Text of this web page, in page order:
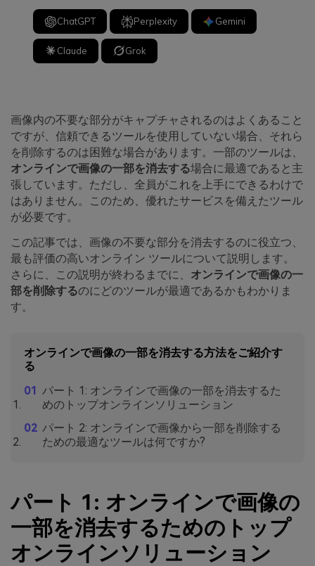
ChatGPT Perplexity Gemini
Claude Grok
画像内の不要な部分がキャプチャされるのはよくあること
ですが、信頼できるツールを使用していない場合、それら
を削除するのは困難な場合があります。一部のツールは、
オンラインで画像の一部を消去する場合に最適であると主
張しています。ただし、全員がこれを上手にできるわけで
はありません。このため、優れたサービスを備えたツール
が必要です。
この記事では、画像の不要な部分を消去するのに役立つ、
最も評価の高いオンライン ツールについて説明します。
さらに、この説明が終わるまでに、 オンラインで画像の一
部を削除するのにどのツールが最適であるかもわかりま
す。
オンラインで画像の一部を消去する方法をご紹介す
る
パート 1: オンラインで画像の一部を消去するた
めのトップオンラインソリューション
パート 2: オンラインで画像から一部を削除する
ための最適なツールは何ですか?
パート 1: オンラインで画像の
一部を消去するためのトップ
オンラインソリューション